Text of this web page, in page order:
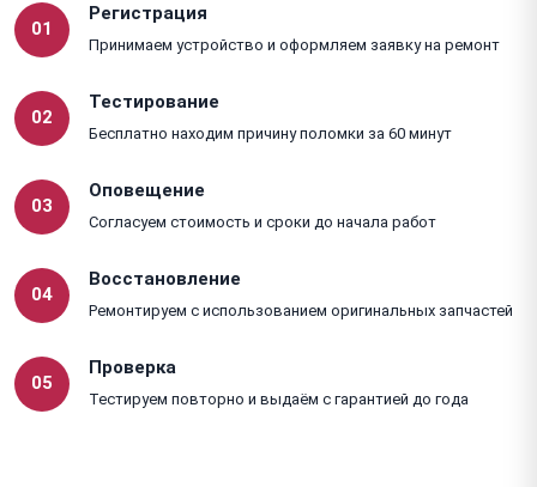
01
Регистрация
Принимаем устройство и оформляем заявку на ремонт
02
Тестирование
Бесплатно находим причину поломки за 60 минут
03
Оповещение
Согласуем стоимость и сроки до начала работ
04
Восстановление
Ремонтируем с использованием оригинальных запчастей
05
Проверка
Тестируем повторно и выдаём с гарантией до года